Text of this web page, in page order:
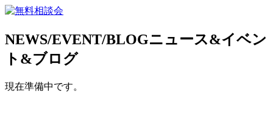
NEWS/EVENT/BLOGニュース&イベン
ト&ブログ
現在準備中です。